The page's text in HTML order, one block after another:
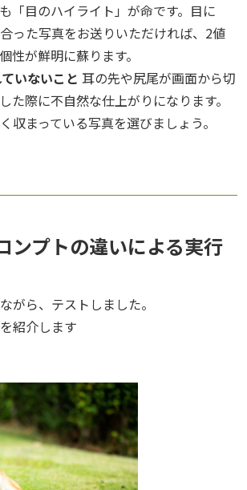
「目のハイライト」が命です。目に
った写真をお送りいただければ、2値
性が鮮明に蘇ります。
いないこと 耳の先や尻尾が画面から切
た際に不自然な仕上がりになります。
収まっている写真を選びましょう。
プトの違いによる実行
がら、テストしました。
紹介します